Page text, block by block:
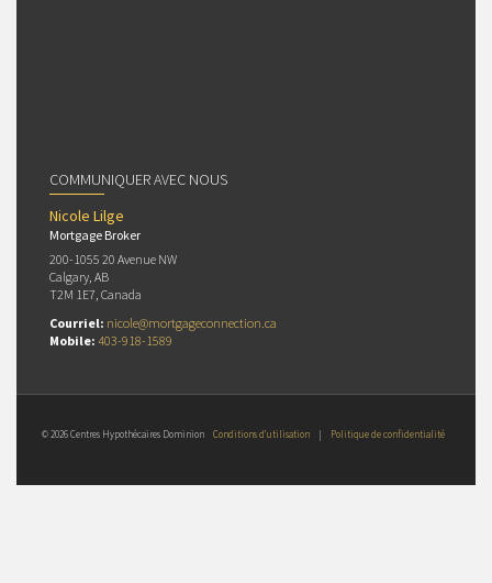
COMMUNIQUER AVEC NOUS
Nicole Lilge
Mortgage Broker
200-1055 20 Avenue NW
Calgary, AB
T2M 1E7, Canada
Courriel: nicole@mortgageconnection.ca
Mobile: 403-918-1589
© 2026 Centres Hypothécaires Dominion Conditions d’utilisation | Politique de confidentialité